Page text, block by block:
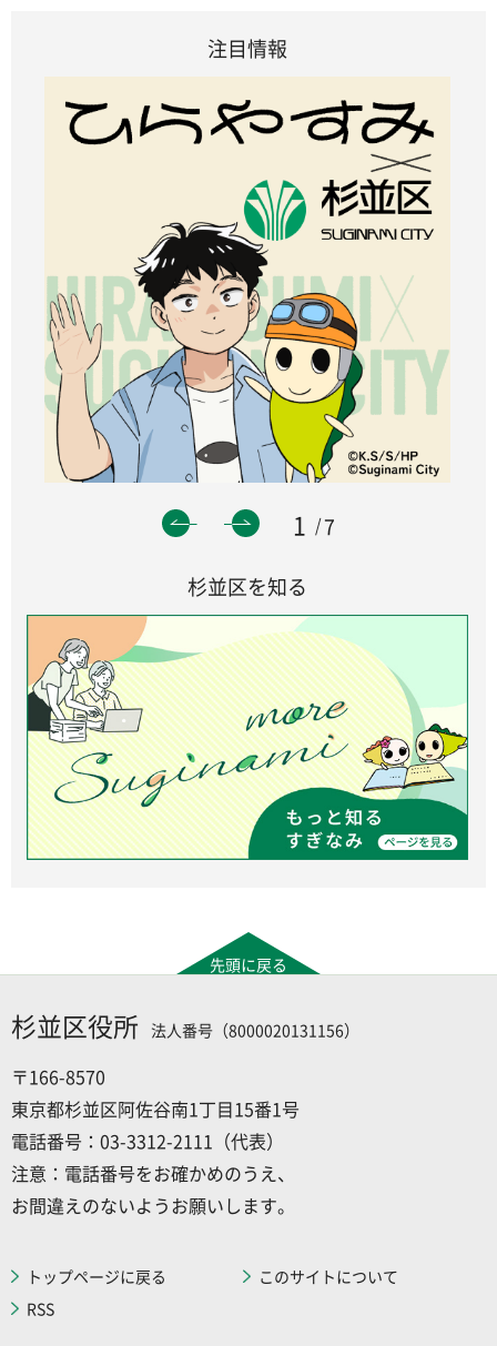
注目情報
1
7
杉並区を知る
先頭に戻る
杉並区役所 法人番号（8000020131156）
〒166-8570
東京都杉並区阿佐谷南1丁目15番1号
電話番号：03-3312-2111（代表）
注意：電話番号をお確かめのうえ、
お間違えのないようお願いします。
トップページに戻る
このサイトについて
RSS